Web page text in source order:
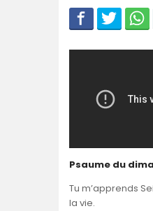
Psaume du
Tu m’apprends
la vie.